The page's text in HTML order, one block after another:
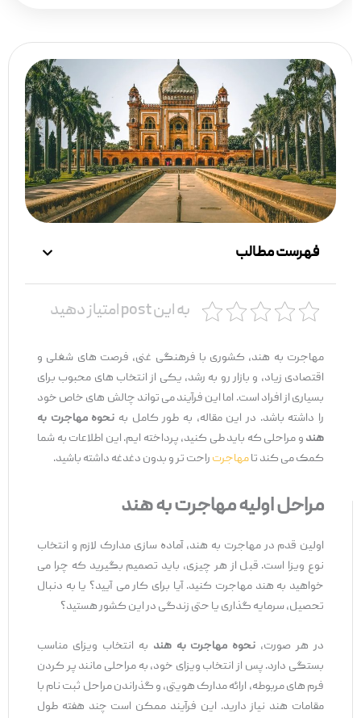
فهرست مطالب
به این post امتیاز دهید
مهاجرت به هند، کشوری با فرهنگی غنی، فرصت ‌های شغلی و
اقتصادی زیاد، و بازار رو به رشد، یکی از انتخاب ‌های محبوب برای
بسیاری از افراد است. اما این فرآیند می ‌تواند چالش ‌های خاص خود
را داشته باشد. در این مقاله، به طور کامل بهنحوه مهاجرت به
هندو مراحلی که باید طی کنید، پرداخته ‌ایم. این اطلاعات به شما
کمک می‌ کند تا مهاجرتراحت ‌تر و بدون دغدغه داشته باشید.
مراحل اولیه مهاجرت به هند
اولین قدم در مهاجرت به هند، آماده‌ سازی مدارک لازم و انتخاب
نوع ویزا است. قبل از هر چیزی، باید تصمیم بگیرید که چرا می‌
خواهید به هند مهاجرت کنید. آیا برای کار می ‌آیید؟ یا به دنبال
تحصیل، سرمایه‌ گذاری یا حتی زندگی در این کشور هستید؟
در هر صورت،نحوه مهاجرت به هندبه انتخاب ویزای مناسب
بستگی دارد. پس از انتخاب ویزای خود، به مراحلی مانند پر کردن
فرم‌ های مربوطه، ارائه مدارک هویتی، و گذراندن مراحل ثبت ‌نام با
مقامات هند نیاز دارید. این فرآیند ممکن است چند هفته طول